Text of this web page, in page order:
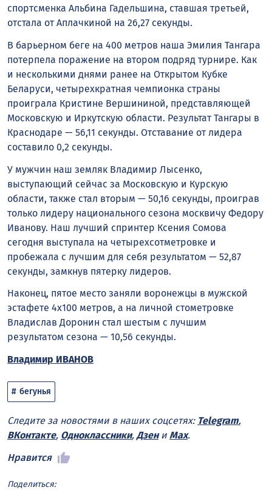
спортсменка Альбина Гадельшина, ставшая третьей,
отстала от Аплачкиной на 26,27 секунды.
В барьерном беге на 400 метров наша Эмилия Тангара
потерпела поражение на втором подряд турнире. Как
и несколькими днями ранее на Открытом Кубке
Беларуси, четырехкратная чемпионка страны
проиграла Кристине Вершининой, представляющей
Московскую и Иркутскую области. Результат Тангары в
Краснодаре — 56,11 секунды. Отставание от лидера
составило 0,2 секунды.
У мужчин наш земляк Владимир Лысенко,
выступающий сейчас за Московскую и Курскую
области, также стал вторым — 50,16 секунды, проиграв
только лидеру национального сезона москвичу Федору
Иванову. Наш лучший спринтер Ксения Сомова
сегодня выступала на четырехсотметровке и
пробежала с лучшим для себя результатом — 52,87
секунды, замкнув пятерку лидеров.
Наконец, пятое место заняли воронежцы в мужской
эстафете 4х100 метров, а на личной стометровке
Владислав Доронин стал шестым с лучшим
результатом сезона — 10,56 секунды.
Владимир ИВАНОВ
бегунья
Следите за новостями в наших соцсетях: Telegram,
ВКонтакте, Одноклассники, Дзени Max.
Нравится
Поделиться: